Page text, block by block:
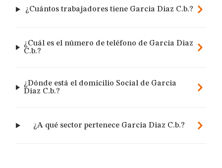
¿Cuántos trabajadores tiene Garcia Diaz C.b.?
¿Cuál es el número de teléfono de Garcia Diaz
C.b.?
¿Dónde está el domicilio Social de Garcia
Diaz C.b.?
¿A qué sector pertenece Garcia Diaz C.b.?